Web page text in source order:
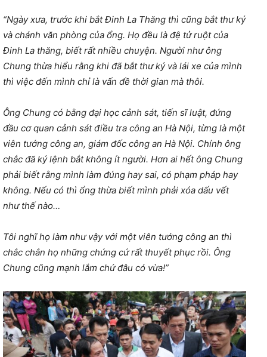
“Ngày xưa, trước khi bắt Đinh La Thăng thì cũng bắt thư ký
và chánh văn phòng của ổng. Họ đều là đệ tử ruột của
Đinh La thăng, biết rất nhiều chuyện. Người như ông
Chung thừa hiểu rằng khi đã bắt thư ký và lái xe của mình
thì việc đến mình chỉ là vấn đề thời gian mà thôi.
Ông Chung có bằng đại học cảnh sát, tiến sĩ luật, đứng
đầu cơ quan cảnh sát điều tra công an Hà Nội, từng là một
viên tướng công an, giám đốc công an Hà Nội. Chính ông
chắc đã ký lệnh bắt không ít người. Hơn ai hết ông Chung
phải biết rằng mình làm đúng hay sai, có phạm pháp hay
không. Nếu có thì ổng thừa biết mình phải xóa dấu vết
như thế nào…
Tôi nghĩ họ làm như vậy với một viên tướng công an thì
chắc chắn họ những chứng cứ rất thuyết phục rồi. Ông
Chung cũng mạnh lắm chứ đâu có vừa!”